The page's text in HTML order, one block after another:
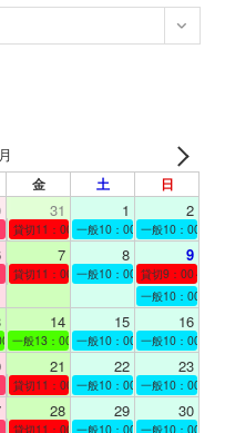
金 土 日
31 1 2
貸切11：00～12：00一般10：00～19：00
一般10：00～
7 8 9
貸切11：00～12：00一般10：00～19：00
貸切9：00～10
一般10：00～
14 15 16
～19：00
一般13：00～19：00一般10：00～19：00
一般10：00～
21 22 23
貸切11：00～13：00一般10：00～19：00
一般10：00～
28 29 30
貸切11：00～12：00一般10：00～19：00
一般10：00～